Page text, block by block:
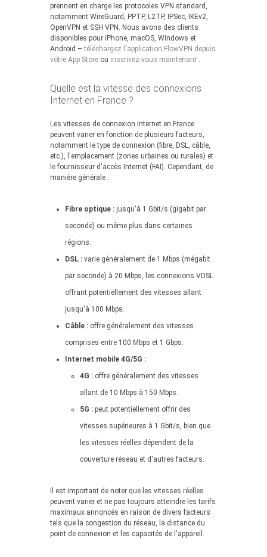
prennent en charge les protocoles VPN standard,
notamment WireGuard, PPTP, L2TP, IPSec, IKEv2,
OpenVPN et SSH VPN. Nous avons des clients
disponibles pour iPhone, macOS, Windows et
Android –téléchargez l'application FlowVPN depuis
votre App Store ou inscrivez-vous maintenant .
Quelle est la vitesse des connexions
Internet en France ?
Les vitesses de connexion Internet en France
peuvent varier en fonction de plusieurs facteurs,
notamment le type de connexion (fibre, DSL, câble,
etc.), l'emplacement (zones urbaines ou rurales) et
le fournisseur d'accès Internet (FAI). Cependant, de
manière générale :
Fibre optique : jusqu'à 1 Gbit/s (gigabit par
seconde) ou même plus dans certaines
régions.
DSL : varie généralement de 1 Mbps (mégabit
par seconde) à 20 Mbps, les connexions VDSL
offrant potentiellement des vitesses allant
jusqu'à 100 Mbps.
Câble : offre généralement des vitesses
comprises entre 100 Mbps et 1 Gbps.
Internet mobile 4G/5G :
4G : offre généralement des vitesses
allant de 10 Mbps à 150 Mbps.
5G : peut potentiellement offrir des
vitesses supérieures à 1 Gbit/s, bien que
les vitesses réelles dépendent de la
couverture réseau et d'autres facteurs.
Il est important de noter que les vitesses réelles
peuvent varier et ne pas toujours atteindre les tarifs
maximaux annoncés en raison de divers facteurs
tels que la congestion du réseau, la distance du
point de connexion et les capacités de l'appareil.